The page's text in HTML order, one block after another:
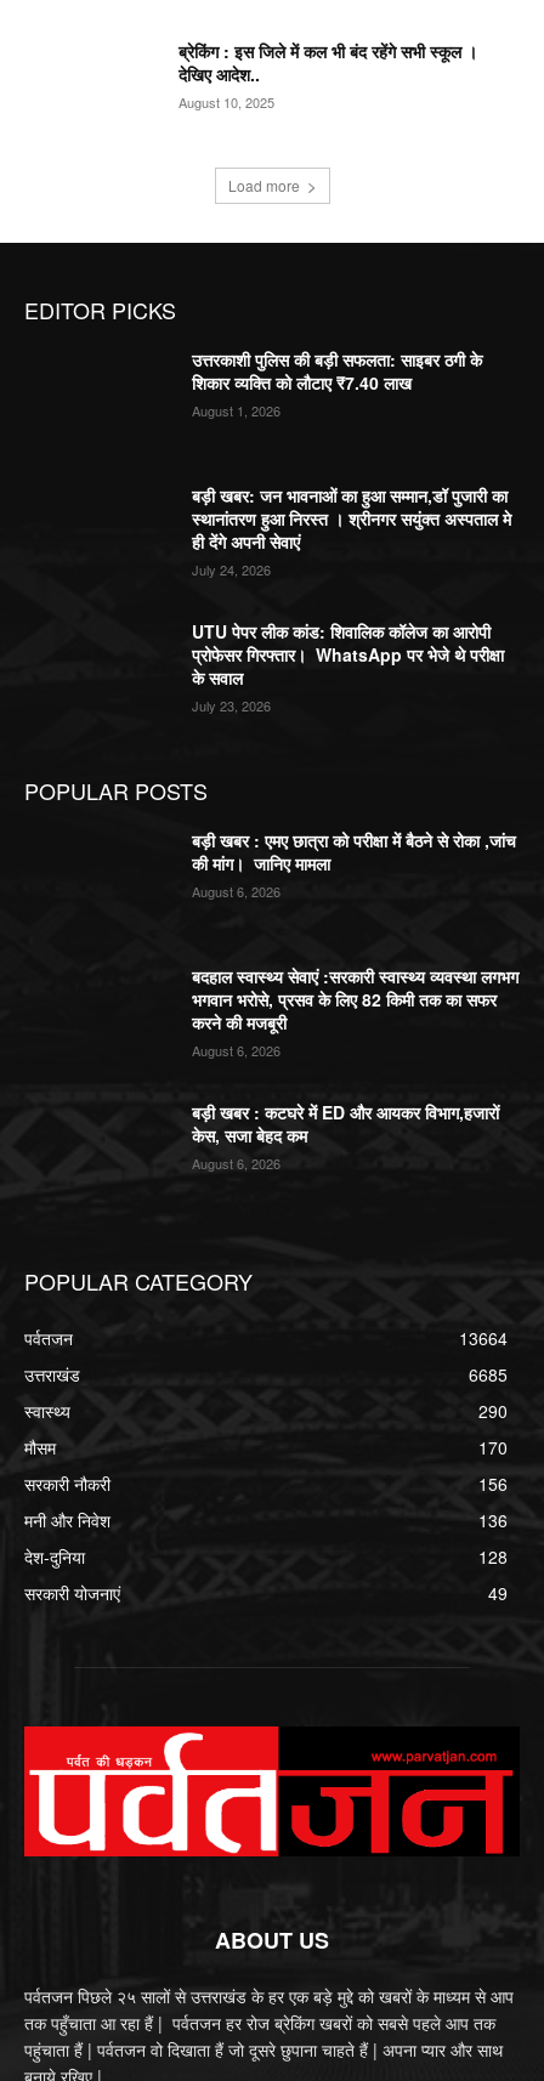
ब्रेकिंग : इस जिले में कल भी बंद रहेंगे सभी स्कूल ।
देखिए आदेश..
August 10, 2025
Load more
EDITOR PICKS
उत्तरकाशी पुलिस की बड़ी सफलता: साइबर ठगी के
शिकार व्यक्ति को लौटाए ₹7.40 लाख
August 1, 2026
बड़ी खबर: जन भावनाओं का हुआ सम्मान,डॉ पुजारी का
स्थानांतरण हुआ निरस्त । श्रीनगर सयुंक्त अस्पताल मे
ही देंगे अपनी सेवाएं
July 24, 2026
UTU पेपर लीक कांड: शिवालिक कॉलेज का आरोपी
प्रोफेसर गिरफ्तार। WhatsApp पर भेजे थे परीक्षा
के सवाल
July 23, 2026
POPULAR POSTS
बड़ी खबर : एमए छात्रा को परीक्षा में बैठने से रोका ,जांच
की मांग। जानिए मामला
August 6, 2026
बदहाल स्वास्थ्य सेवाएं :सरकारी स्वास्थ्य व्यवस्था लगभग
भगवान भरोसे, प्रसव के लिए 82 किमी तक का सफर
करने की मजबूरी
August 6, 2026
बड़ी खबर : कटघरे में ED और आयकर विभाग,हजारों
केस, सजा बेहद कम
August 6, 2026
POPULAR CATEGORY
पर्वतजन
13664
उत्तराखंड
6685
स्वास्थ्य
290
मौसम
170
सरकारी नौकरी
156
मनी और निवेश
136
देश-दुनिया
128
सरकारी योजनाएं
49
ABOUT US
पर्वतजन पिछले २५ सालों से उत्तराखंड के हर एक बड़े मुद्दे को खबरों के माध्यम से आप
तक पहुँचाता आ रहा हैं | पर्वतजन हर रोज ब्रेकिंग खबरों को सबसे पहले आप तक
पहुंचाता हैं | पर्वतजन वो दिखाता हैं जो दूसरे छुपाना चाहते हैं | अपना प्यार और साथ